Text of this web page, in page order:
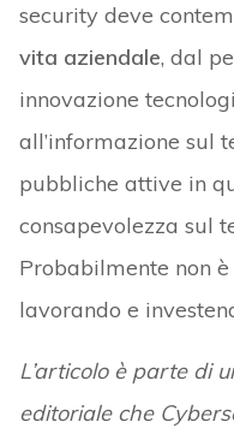
security deve
vita aziendale, dal
innovazione
all’informazione sul
pubbliche attive in
consapevolezza sul
Probabilmente non
lavorando e
L’articolo è parte di
editoriale che